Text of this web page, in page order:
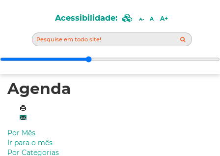
Acessibilidade: A
Agenda
Por Mês
Ir para o mês
Por Categorias